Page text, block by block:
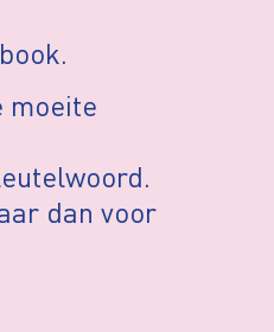
moeite
dan voor